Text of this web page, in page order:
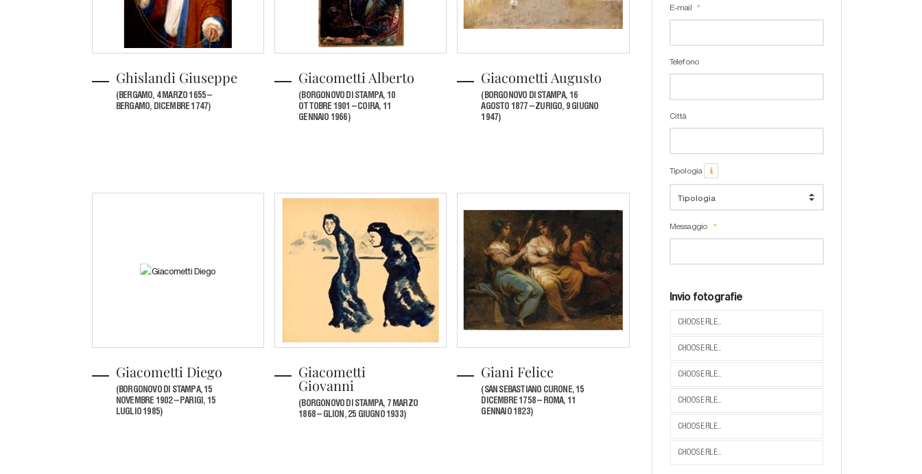
Ghislandi Giuseppe
(BERGAMO, 4 MARZO 1655 –
BERGAMO, DICEMBRE 1747)
Giacometti Alberto
(BORGONOVO DI STAMPA, 10
OTTOBRE 1901 – COIRA, 11
GENNAIO 1966)
Giacometti Augusto
(BORGONOVO DI STAMPA, 16
AGOSTO 1877 – ZURIGO, 9 GIUGNO
1947)
Giacometti Diego
(BORGONOVO DI STAMPA, 15
NOVEMBRE 1902 – PARIGI, 15
LUGLIO 1985)
Giacometti
Giovanni
(BORGONOVO DI STAMPA, 7 MARZO
1868 – GLION, 25 GIUGNO 1933)
Giani Felice
(SAN SEBASTIANO CURONE, 15
DICEMBRE 1758 – ROMA, 11
GENNAIO 1823)
E-mail
Telefono
Città
Tipologia
Messaggio
Invio fotografie
CHOOSE FILE...
CHOOSE FILE...
CHOOSE FILE...
CHOOSE FILE...
CHOOSE FILE...
CHOOSE FILE...